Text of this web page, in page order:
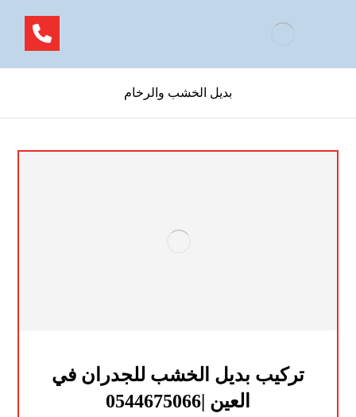
بديل الخشب والرخام
تركيب بديل الخشب للجدران في
العين |0544675066